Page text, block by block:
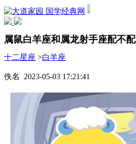
国学经典网
属鼠白羊座和属龙射手座配不配
十二星座 >白羊座
佚名 2023-05-03 17:21:41